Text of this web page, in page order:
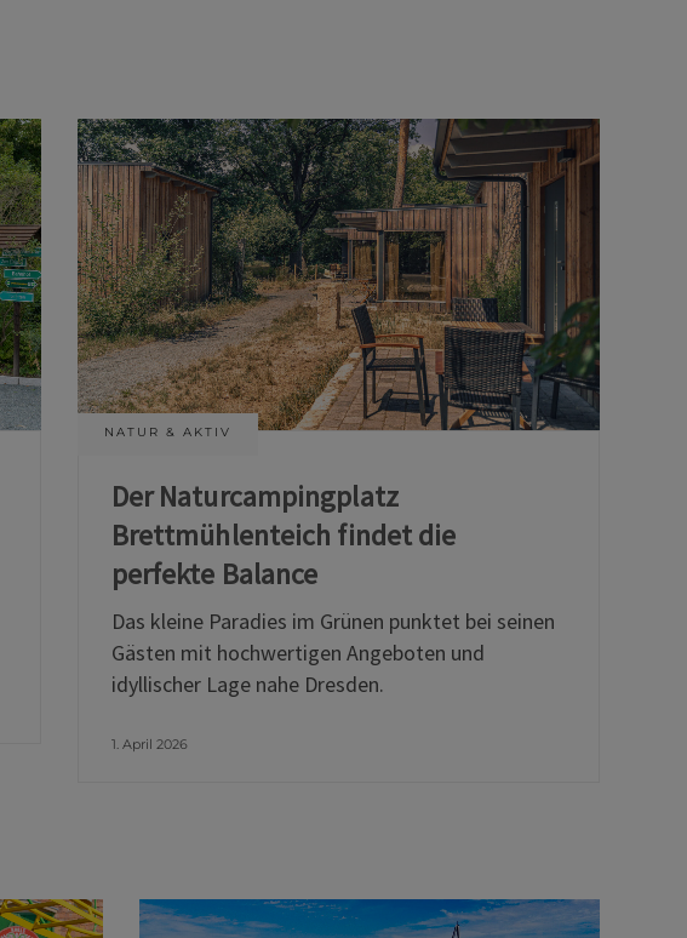
NATUR & AKTIV
Der Naturcampingplatz
Brettmühlenteich findet die
perfekte Balance
Das kleine Paradies im Grünen punktet bei seinen
Gästen mit hochwertigen Angeboten und
idyllischer Lage nahe Dresden.
1. April 2026